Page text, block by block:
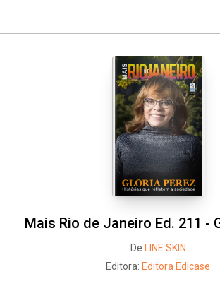
Mais Rio de Janeiro Ed. 211 -
De
LINE SKIN
Editora: Editora Edicase
Facebook Twitter